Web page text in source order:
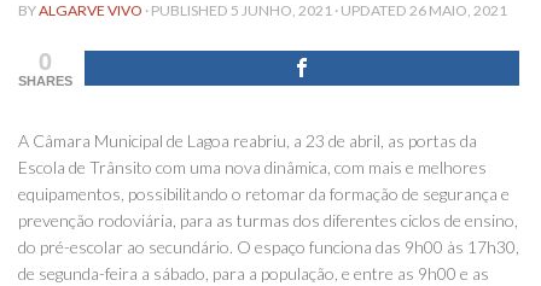
BYALGARVE VIVO · PUBLISHED 5 JUNHO, 2021 · UPDATED 26 MAIO, 2021
0
SHARES
A Câmara Municipal de Lagoa reabriu, a 23 de abril, as portas da
Escola de Trânsito com uma nova dinâmica, com mais e melhores
equipamentos, possibilitando o retomar da formação de segurança e
prevenção rodoviária, para as turmas dos diferentes ciclos de ensino,
do pré-escolar ao secundário. O espaço funciona das 9h00 às 17h30,
de segunda-feira a sábado, para a população, e entre as 9h00 e as